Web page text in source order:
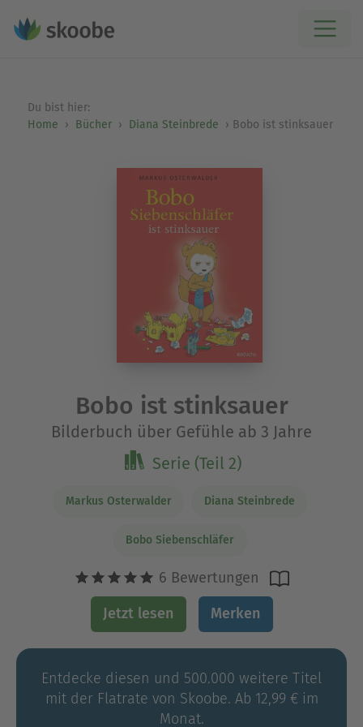
Du bist hier:
Home
Bücher Diana Steinbrede Bobo ist stinksauer
Bobo ist stinksauer
Bilderbuch über Gefühle ab 3 Jahre
Serie (Teil 2)
Markus Osterwalder Diana Steinbrede
Bobo Siebenschläfer
6 Bewertungen
Jetzt lesen Merken
Entdecke diesen und 500.000 weitere Titel
mit der Flatrate von Skoobe. Ab 12,99 € im
Monat.